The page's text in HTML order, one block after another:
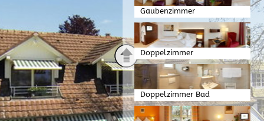
Gaubenzimmer
Doppelzimmer
Doppelzimmer Bad